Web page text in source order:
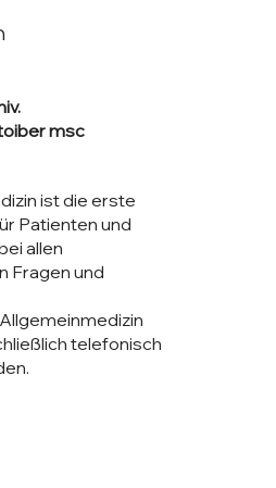
msc
ist die erste
Patienten und
allen
Fragen und
telefonisch